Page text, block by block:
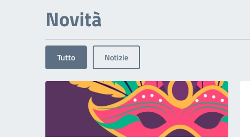
Novità
Tutto Notizie